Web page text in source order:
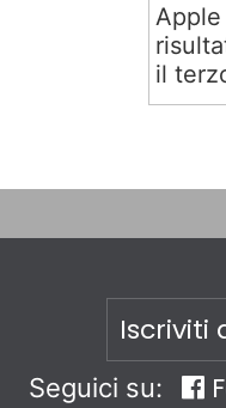
il
Iscriviti
Seguici su: